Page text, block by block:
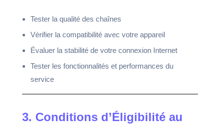
Tester la qualité des chaînes
Vérifier la compatibilité avec votre appareil
Évaluer la stabilité de votre connexion Internet
Tester les fonctionnalités et performances du
service
3. Conditions d’Éligibilité au